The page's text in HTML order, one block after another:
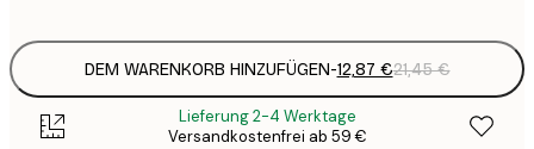
DEM WARENKORB HINZUFÜGEN-12,87 €21,45 €
Lieferung 2-4 Werktage
Versandkostenfrei ab 59 €